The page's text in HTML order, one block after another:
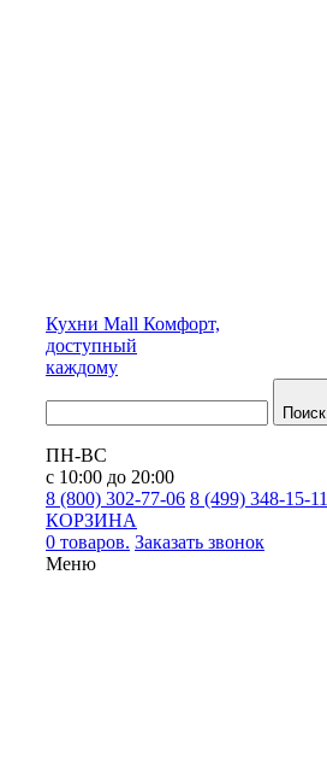
Кухни Mall Комфорт,
доступный
каждому
Поиск
ПН-ВС
с 10:00 до 20:00
8 (800) 302-77-06 8 (499) 348-15-11
КОРЗИНА
0 товаров. Заказать звонок
Меню